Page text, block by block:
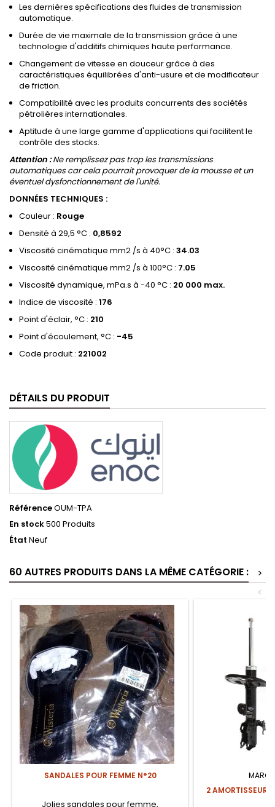
Les dernières spécifications des fluides de transmission
automatique.
Durée de vie maximale de la transmission grâce à une
technologie d'additifs chimiques haute performance.
Changement de vitesse en douceur grâce à des
caractéristiques équilibrées d'anti-usure et de modificateur
de friction.
Compatibilité avec les produits concurrents des sociétés
pétrolières internationales.
Aptitude à une large gamme d'applications qui facilitent le
contrôle des stocks.
Attention :Ne remplissez pas trop les transmissions
automatiques car cela pourrait provoquer de la mousse et un
éventuel dysfonctionnement de l'unité.
DONNÉES TECHNIQUES :
Couleur : Rouge
Densité à 29,5 °C : 0,8592
Viscosité cinématique mm2 /s à 40°C : 34.03
Viscosité cinématique mm2 /s à 100°C : 7.05
Viscosité dynamique, mPa.s à -40 °C : 20 000 max.
Indice de viscosité : 176
Point d'éclair, °C : 210
Point d'écoulement, °C : -45
Code produit : 221002
DÉTAILS DU PRODUIT
RéférenceOUM-TPA
En stock500 Produits
État Neuf
60 AUTRES PRODUITS DANS LA MÊME CATÉGORIE :
>
<
SANDALES POUR FEMME N°20
Jolies sandales pour femme,
2